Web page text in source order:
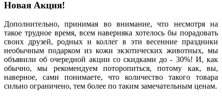
Новая Акция!
Дополнительно, принимая во внимание, что несмотря на
такое трудное время, всем наверняка хотелось бы порадовать
своих друзей, родных и коллег в эти весенние праздники
необычным подарком из кожи экзотических животных, мы
объявили об очередной акции со скидками до - 30%! И, как
обычно, мы рекомендуем поторопиться, потому как, вы,
наверное, сами понимаете, что количество такого товара
сильно ограничено, тем более по таким замечательным ценам.